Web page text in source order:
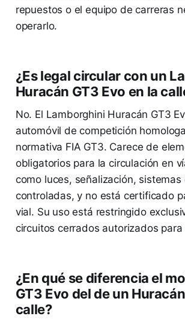
repuestos o el equipo de carreras
operarlo.
¿Es legal circular con un
Huracán GT3 Evo en la
No. El Lamborghini Huracán GT3
automóvil de competición
normativa FIA GT3. Carece de
obligatorios para la circulación en
como luces, señalización, sistemas
controladas, y no está certificado
vial. Su uso está restringido
circuitos cerrados autorizados
¿En qué se diferencia el
GT3 Evo del de un
calle?